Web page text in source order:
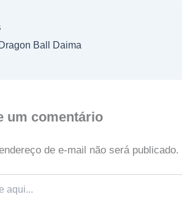
Ball Daima
um comentário
de e-mail não será publicado.